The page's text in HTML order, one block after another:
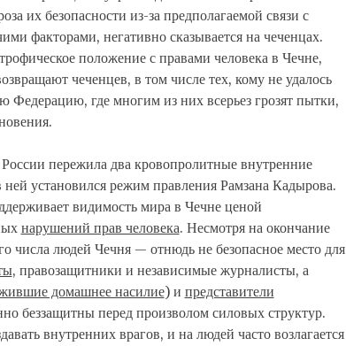
их безопасности из-за предполагаемой связи с
факторами, негативно сказывается на чеченцах.
положение с правами человека в Чечне,
чеченцев, в том числе тех, кому не удалось
Федерацию, где многим из них всерьез грозят пытки,
России пережила два кровопролитные внутренние
установился режим правления Рамзана Кадырова.
видимость мира в Чечне ценой
нарушений прав человека. Несмотря на окончание
числа людей Чечня — отнюдь не безопасное место для
, правозащитники и независимые журналисты, а
домашнее насилие) и представители
беззащитны перед произволом силовых структур.
внутренних врагов, и на людей часто возлагается